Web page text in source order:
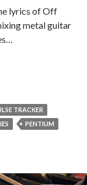
lyrics of Off
metal guitar
TRACKER
PENTIUM